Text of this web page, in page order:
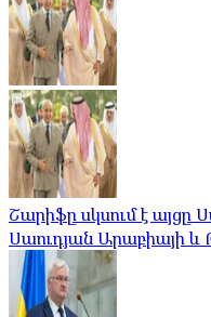
Շարիֆը սկսում է այցը
Սաուդյան Արաբիայի և